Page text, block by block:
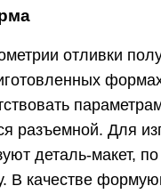
отливки
разъемной. Для
деталь-макет, по
В качестве